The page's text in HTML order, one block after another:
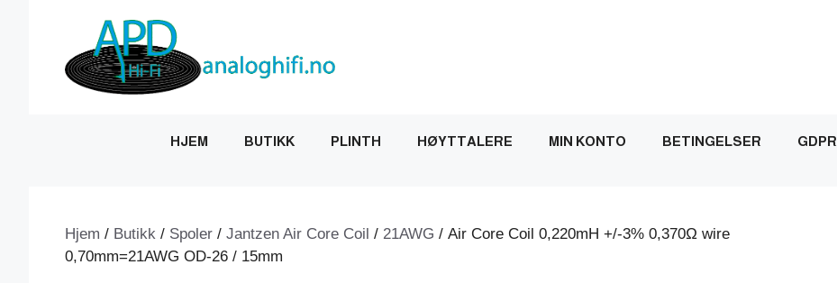
HJEM BUTIKK PLINTH HØYTTALERE MIN KONTO BETINGELSER GDPR
Hjem / Butikk / Spoler / Jantzen Air Core Coil / 21AWG / Air Core Coil 0,220mH +/-3% 0,370Ω wire
0,70mm=21AWG OD-26 / 15mm